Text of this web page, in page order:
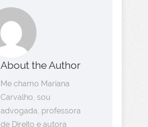
About the Author
Me chamo Mariana
Carvalho, sou
advogada, professora
de Direito e autora